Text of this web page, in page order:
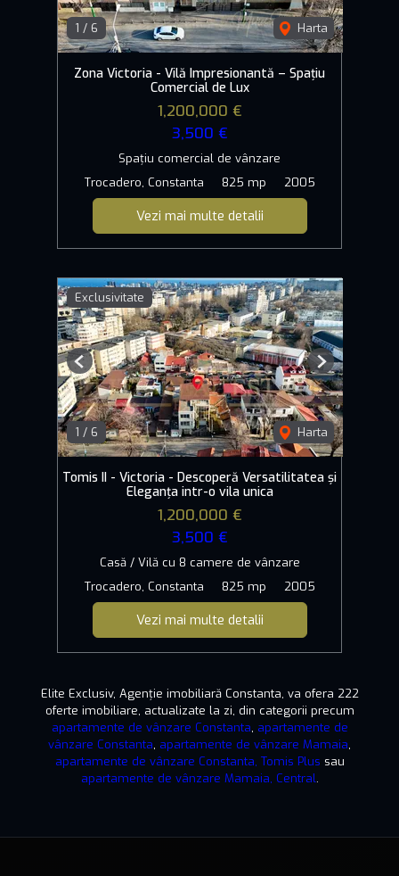
1 / 6 Harta
Zona Victoria - Vilă Impresionantă – Spațiu
Comercial de Lux
1,200,000 €
3,500 €
Spațiu comercial de vânzare
Trocadero, Constanta
825 mp 2005
Vezi mai multe detalii
Exclusivitate
1 / 6 Harta
Previous Next
Tomis II - Victoria - Descoperă Versatilitatea și
Eleganța intr-o vila unica
1,200,000 €
3,500 €
Casă / Vilă cu 8 camere de vânzare
Trocadero, Constanta
825 mp 2005
Vezi mai multe detalii
Elite Exclusiv, Agenție imobiliară Constanta, va ofera 222
oferte imobiliare, actualizate la zi, din categorii precum
apartamente de vânzare Constanta, apartamente de
vânzare Constanta, apartamente de vânzare Mamaia,
apartamente de vânzare Constanta, Tomis Plus sau
apartamente de vânzare Mamaia, Central.